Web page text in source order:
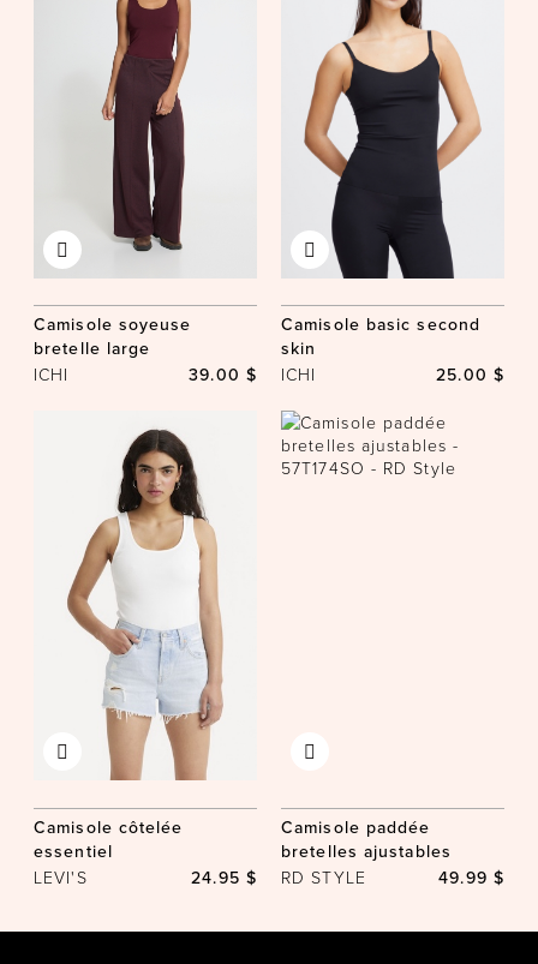
Camisole soyeuse
bretelle large
ICHI 39.00 $
Camisole basic second
skin
ICHI 25.00 $
Camisole côtelée
essentiel
LEVI'S 24.95 $
Camisole paddée
bretelles ajustables
RD STYLE 49.99 $